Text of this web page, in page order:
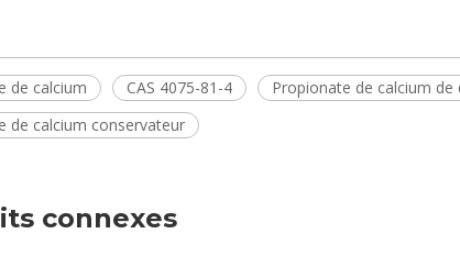
de calcium CAS 4075-81-4
Propionate de calcium de
de calcium conservateur
connexes